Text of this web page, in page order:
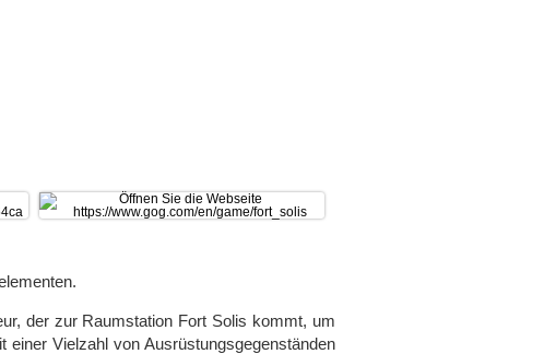
der zur Raumstation Fort Solis kommt, um
Vielzahl von Ausrüstungsgegenständen